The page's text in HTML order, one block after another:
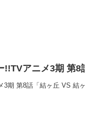
!!TVアニメ3期 第8
3期 第8話「結ヶ丘 VS 結